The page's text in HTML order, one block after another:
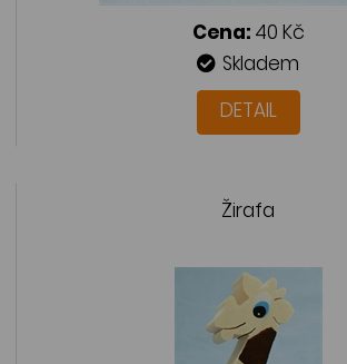
Cena: 40 Kč
Skladem
DETAIL
Žirafa